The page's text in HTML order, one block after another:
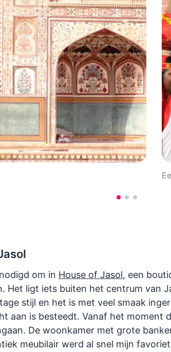
om in House of Jasol, een
Het ligt iets buiten het centrum van
stijl en het is met veel smaak
aan is besteedt. Vanaf het moment
De woonkamer met grote
meubilair werd al snel mijn